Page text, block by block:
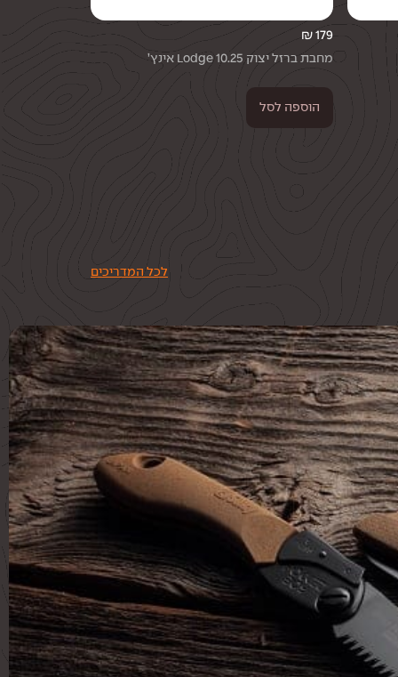
₪ 179
מחבת ברזל יצוק Lodge 10.25 אינץ’
הוספה לסל
לכל המדריכים